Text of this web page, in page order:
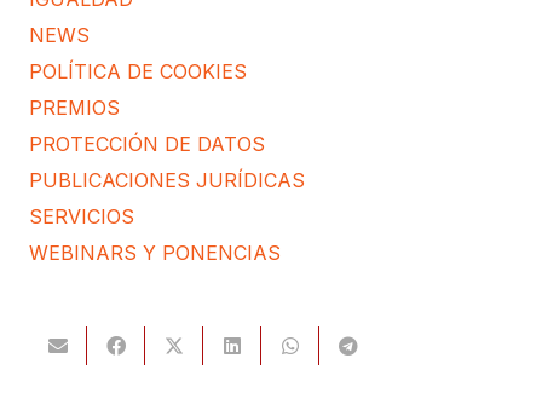
NEWS
POLÍTICA DE COOKIES
PREMIOS
PROTECCIÓN DE DATOS
PUBLICACIONES JURÍDICAS
SERVICIOS
WEBINARS Y PONENCIAS